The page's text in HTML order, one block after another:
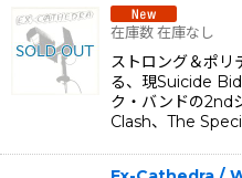
在庫数 在庫なし
ストロング＆ポリ
る、現Suicide
ク・バンドの2nd
Clash、The